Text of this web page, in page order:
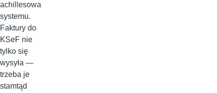
achillesowa
systemu.
Faktury do
KSeF nie
tylko się
wysyła —
trzeba je
stamtąd